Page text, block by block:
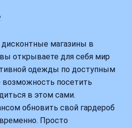
магазины в
открываете для себя мир
одежды по доступным
возможность посетить
в этом сами.
обновить свой гардероб
Просто